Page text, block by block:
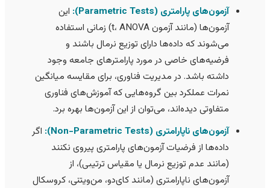
آزمون‌های پارامتری (Parametric Tests):
این
آزمون‌ها (مانند آزمون t، ANOVA) زمانی استفاده
می‌شوند که داده‌ها دارای توزیع نرمال باشند و
فرضیه‌های خاصی در مورد پارامترهای جامعه وجود
داشته باشد. در مدیریت فناوری، برای مقایسه میانگین
نمرات عملکرد بین گروه‌هایی که آموزش‌های فناوری
متفاوتی دیده‌اند، می‌توان از این آزمون‌ها بهره برد.
آزمون‌های ناپارامتری (Non-Parametric Tests):
اگر
داده‌ها از فرضیات آزمون‌های پارامتری پیروی نکنند
(مانند عدم توزیع نرمال یا مقیاس ترتیبی)، از
آزمون‌های ناپارامتری (مانند کای‌دو، من‌ویتنی، کروسکال